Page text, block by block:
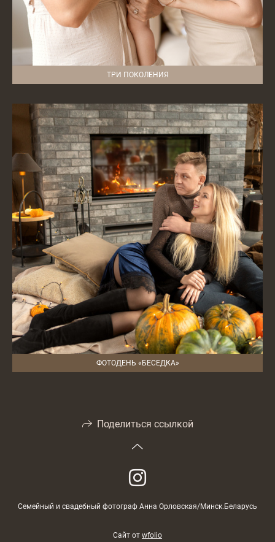
ТРИ ПОКОЛЕНИЯ
ФОТОДЕНЬ «БЕСЕДКА»
Поделиться ссылкой
Семейный и свадебный фотограф Анна Орловская/Минск.Беларусь
Сайт от wfolio